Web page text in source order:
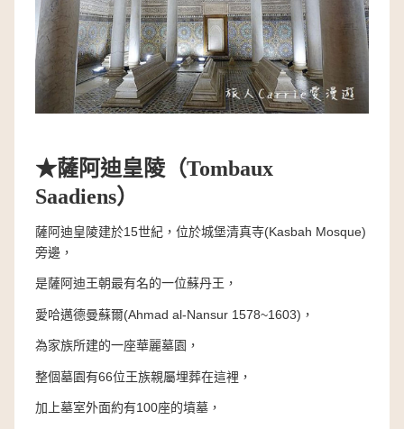
★薩阿迪皇陵（Tombaux
Saadiens）
薩阿迪皇陵建於15世紀，位於城堡清真寺(Kasbah Mosque)
旁邊，
是薩阿迪王朝最有名的一位蘇丹王，
愛哈邁德曼蘇爾(Ahmad al-Nansur 1578~1603)，
為家族所建的一座華麗墓園，
整個墓園有66位王族親屬埋葬在這裡，
加上墓室外面約有100座的墳墓，